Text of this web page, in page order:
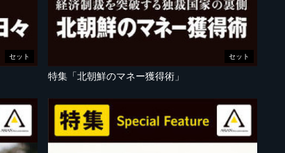
セット セット
特集「北朝鮮のマネー獲得術」